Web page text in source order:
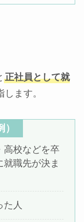
正社員として就
ます。
高校などを卒
職先が決ま
た人